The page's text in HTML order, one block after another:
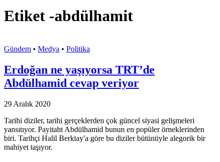
Etiket -abdülhamit
Gündem • Medya • Politika
Erdoğan ne yaşıyorsa TRT’de
Abdülhamid cevap veriyor
29 Aralık 2020
Tarihi diziler, tarihi gerçeklerden çok güncel siyasi gelişmeleri
yansıtıyor. Payitaht Abdülhamid bunun en popüler örneklerinden
biri. Tarihçi Halil Berktay'a göre bu diziler bütünüyle alegorik bir
mahiyet taşıyor.